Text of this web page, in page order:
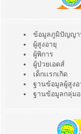
ข้อมูลภูมิปัญญา
ผู้สูงอายุ
ผู้พิการ
ผู้ป่วยเอดส์
เด็กเเรกเกิด
ฐานข้อมูลผู้สูง
ฐานข้อมูลกลุ่ม